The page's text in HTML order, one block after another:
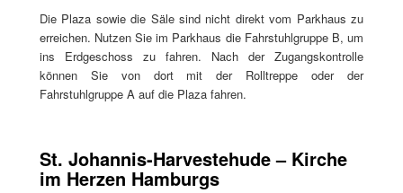
Die Plaza sowie die Säle sind nicht direkt vom Parkhaus zu
erreichen. Nutzen Sie im Parkhaus die Fahrstuhlgruppe B, um
ins Erdgeschoss zu fahren. Nach der Zugangskontrolle
können Sie von dort mit der Rolltreppe oder der
Fahrstuhlgruppe A auf die Plaza fahren.
St. Johannis-Harvestehude – Kirche
im Herzen Hamburgs